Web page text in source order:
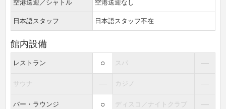
空港送迎／シャトル 空港送迎なし
日本語スタッフ 日本語スタッフ不在
館内設備
レストラン ○ スパ ―
サウナ ― カジノ ―
バー・ラウンジ ○ ディスコ／ナイトクラブ ―